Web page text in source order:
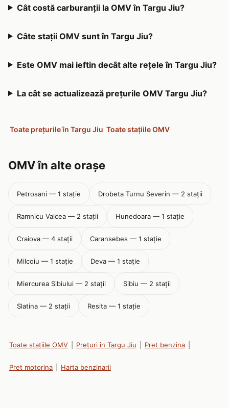
Cât costă carburanții la OMV în Targu Jiu?
Câte stații OMV sunt în Targu Jiu?
Este OMV mai ieftin decât alte rețele în Targu Jiu?
La cât se actualizează prețurile OMV Targu Jiu?
Toate prețurile în Targu Jiu Toate stațiile OMV
OMV în alte orașe
Petrosani — 1 stație Drobeta Turnu Severin — 2 stații
Ramnicu Valcea — 2 stații Hunedoara — 1 stație
Craiova — 4 stații Caransebes — 1 stație
Milcoiu — 1 stație Deva — 1 stație
Miercurea Sibiului — 2 stații Sibiu — 2 stații
Slatina — 2 stații Resita — 1 stație
Toate stațiile OMV Prețuri în Targu Jiu Pret benzina
Pret motorina Harta benzinarii